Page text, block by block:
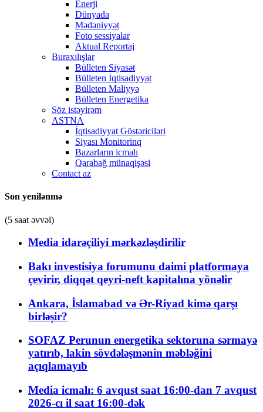
Enerji
Dünyada
Mədəniyyət
Foto sessiyalar
Aktual Reportaj
Buraxılışlar
Bülleten Siyasət
Bülleten İqtisadiyyat
Bülleten Maliyyə
Bülleten Energetika
Söz istəyirəm
ASTNA
İqtisadiyyat Göstəriciləri
Siyası Monitorinq
Bazarların icmalı
Qarabağ münaqişəsi
Contact az
Son yenilənmə
(5 saat əvvəl)
Media idarəçiliyi mərkəzləşdirilir
Bakı investisiya forumunu daimi platformaya
çevirir, diqqət qeyri-neft kapitalına yönəlir
Ankara, İslamabad və Ər-Riyad kimə qarşı
birləşir?
SOFAZ Perunun energetika sektoruna sərmayə
yatırıb, lakin sövdələşmənin məbləğini
açıqlamayıb
Media icmalı: 6 avqust saat 16:00-dan 7 avqust
2026-cı il saat 16:00-dək